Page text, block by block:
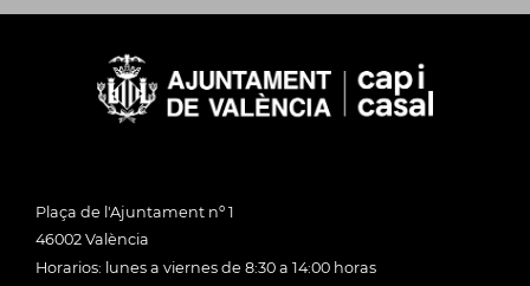
Plaça de l'Ajuntament nº 1
46002 València
Horarios: lunes a viernes de 8:30 a 14:00 horas